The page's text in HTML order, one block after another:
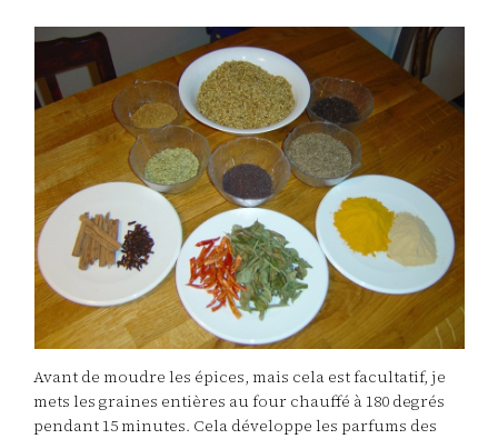
Avant de moudre les épices, mais cela est facultatif, je
mets les graines entières au four chauffé à 180 degrés
pendant 15 minutes. Cela développe les parfums des